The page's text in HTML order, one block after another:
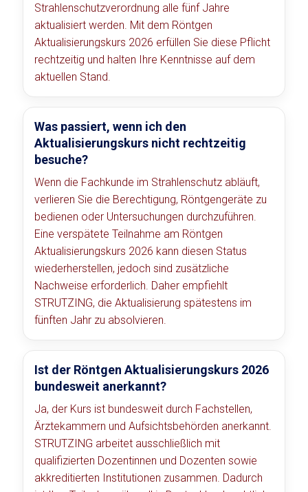
Strahlenschutzverordnung alle fünf Jahre
aktualisiert werden. Mit dem Röntgen
Aktualisierungskurs 2026 erfüllen Sie diese Pflicht
rechtzeitig und halten Ihre Kenntnisse auf dem
aktuellen Stand.
Was passiert, wenn ich den
Aktualisierungskurs nicht rechtzeitig
besuche?
Wenn die Fachkunde im Strahlenschutz abläuft,
verlieren Sie die Berechtigung, Röntgengeräte zu
bedienen oder Untersuchungen durchzuführen.
Eine verspätete Teilnahme am Röntgen
Aktualisierungskurs 2026 kann diesen Status
wiederherstellen, jedoch sind zusätzliche
Nachweise erforderlich. Daher empfiehlt
STRUTZING, die Aktualisierung spätestens im
fünften Jahr zu absolvieren.
Ist der Röntgen Aktualisierungskurs 2026
bundesweit anerkannt?
Ja, der Kurs ist bundesweit durch Fachstellen,
Ärztekammern und Aufsichtsbehörden anerkannt.
STRUTZING arbeitet ausschließlich mit
qualifizierten Dozentinnen und Dozenten sowie
akkreditierten Institutionen zusammen. Dadurch